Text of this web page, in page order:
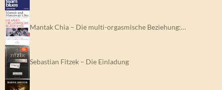
Mantak Chia – Die multi-orgasmische Beziehung:…
Sebastian Fitzek – Die Einladung